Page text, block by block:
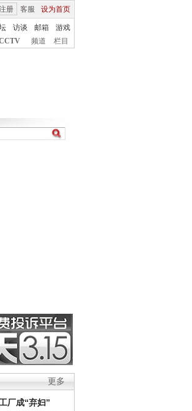
客服 设为首页
册
访谈 邮箱
游戏
频道 栏目
更多
厂成“弃妇”